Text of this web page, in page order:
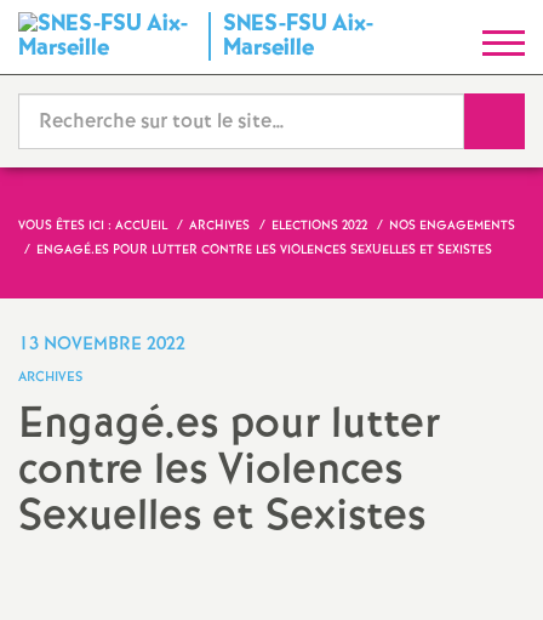
SNES-FSU Aix-
Marseille
y
n
d
i
a
t
N
VOUS ÊTES ICI : ACCUEIL ARCHIVES ELECTIONS 2022
NOS ENGAGEMENTS
ENGAGÉ.ES POUR LUTTER CONTRE LES VIOLENCES SEXUELLES ET SEXISTES
13 NOVEMBRE 2022
ARCHIVES
Engagé.es pour lutter
contre les Violences
Sexuelles et Sexistes